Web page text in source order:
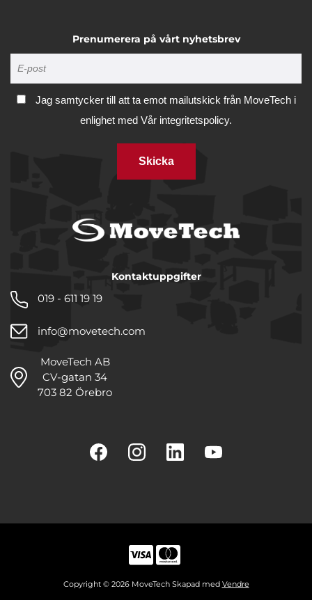
Prenumerera på vårt nyhetsbrev
Jag samtycker till att ta emot mailutskick från MoveTech i
enlighet med Vår integritetspolicy.
Skicka
Kontaktuppgifter
019 - 611 19 19
info@movetech.com
MoveTech AB
CV-gatan 34
703 82 Örebro
Copyright © 2026 MoveTech Skapad med Vendre